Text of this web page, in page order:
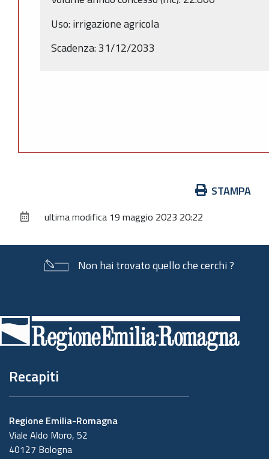
Uso: irrigazione agricola
Scadenza: 31/12/2033
documento
STAMPA
ultima modifica 19 maggio 2023 20:22
Non hai trovato quello che cerchi ?
di
pagina
Recapiti
Regione Emilia-Romagna
Viale Aldo Moro, 52
40127 Bologna